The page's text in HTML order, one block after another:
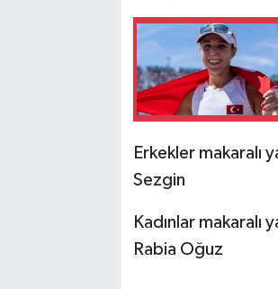
Erkekler makaralı
Sezgin
Kadınlar
Rabia Oğuz